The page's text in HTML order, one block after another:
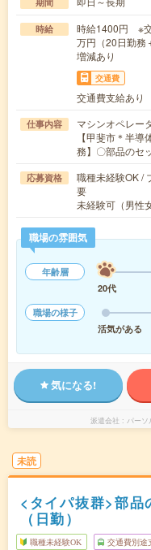
時給
時給1400円 ※交
万円（20日勤務
増減あり
交通費
交通費支給あり
仕事内容
マシンオペレー
【甲斐市＊半
務】〇部品のセ
応募資格
職種未経験OK /
要
未経験可（男性
職場の雰囲気
年齢層
20代
職場の様子
活気がある
気になる!
派遣会社 パーソ
未読
<タイパ抜群>部品
（日勤）
職種未経験OK 交通費別途